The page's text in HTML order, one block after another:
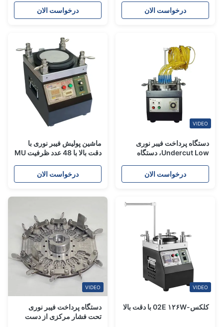
درخواست الان
درخواست الان
VIDEO
دستگاه پرداخت فیبر نوری
Undercut Low، دستگاه
درخواست الان
ماشین پولیش فیبر نوری با
دقت بالا با 48 عدد ظرفیت MU
سرعت تنظیم شده 140RPM
درخواست الان
VIDEO
کلکس-02E ۱۲۶W با دقت بالا
VIDEO
دستگاه پرداخت فیبر نوری
تحت فشار مرکزی از دست